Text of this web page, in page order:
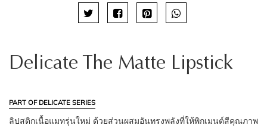
Delicate The Matte Lipstick
PART OF DELICATE SERIES
ลิปสติกเนื้อแมทรุ่นใหม่ ด้วยส่วนผสมอันทรงพลังที่ให้พิกเมนต์สีคุณภาพ